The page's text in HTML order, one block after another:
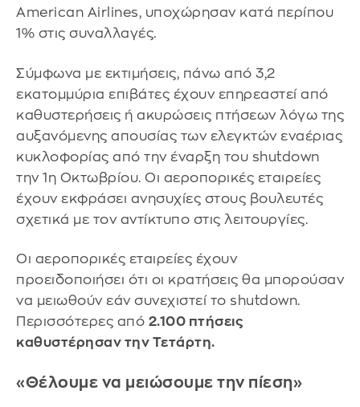
American Airlines, υποχώρησαν κατά περίπου
1% στις συναλλαγές.
Σύμφωνα με εκτιμήσεις, πάνω από 3,2
εκατομμύρια επιβάτες έχουν επηρεαστεί από
καθυστερήσεις ή ακυρώσεις πτήσεων λόγω της
αυξανόμενης απουσίας των ελεγκτών εναέριας
κυκλοφορίας από την έναρξη του shutdown
την 1η Οκτωβρίου. Οι αεροπορικές εταιρείες
έχουν εκφράσει ανησυχίες στους βουλευτές
σχετικά με τον αντίκτυπο στις λειτουργίες.
Οι αεροπορικές εταιρείες έχουν
προειδοποιήσει ότι οι κρατήσεις θα μπορούσαν
να μειωθούν εάν συνεχιστεί το shutdown.
Περισσότερες από 2.100 πτήσεις
καθυστέρησαν την Τετάρτη.
«Θέλουμε να μειώσουμε την πίεση»